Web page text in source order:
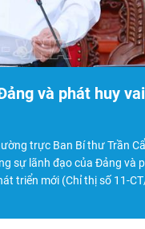
và phát huy
trực Ban Bí thư Trần
sự lãnh đạo của Đảng và
triển mới (Chỉ thị số 11-